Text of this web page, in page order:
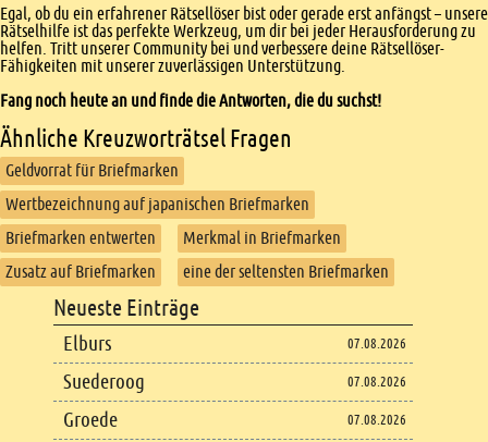
Egal, ob du ein erfahrener Rätsellöser bist oder gerade erst anfängst – unsere
Rätselhilfe ist das perfekte Werkzeug, um dir bei jeder Herausforderung zu
helfen. Tritt unserer Community bei und verbessere deine Rätsellöser-
Fähigkeiten mit unserer zuverlässigen Unterstützung.
Fang noch heute an und finde die Antworten, die du suchst!
Ähnliche Kreuzworträtsel Fragen
Geldvorrat für Briefmarken
Wertbezeichnung auf japanischen Briefmarken
Briefmarken entwerten
Merkmal in Briefmarken
Zusatz auf Briefmarken
eine der seltensten Briefmarken
Footer content
Neueste Einträge
Elburs 07.08.2026
Suederoog 07.08.2026
Groede 07.08.2026